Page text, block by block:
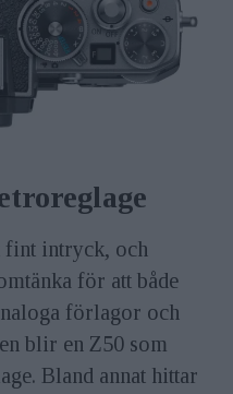
fint intryck, och
för att både
förlagor och
blir en Z50 som
Bland annat hittar